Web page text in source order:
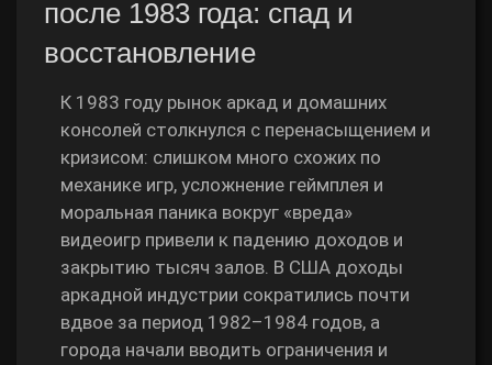
после 1983 года: спад и
восстановление
К 1983 году рынок аркад и домашних
консолей столкнулся с перенасыщением и
кризисом: слишком много схожих по
механике игр, усложнение геймплея и
моральная паника вокруг «вреда»
видеоигр привели к падению доходов и
закрытию тысяч залов. В США доходы
аркадной индустрии сократились почти
вдвое за период 1982–1984 годов, а
города начали вводить ограничения и